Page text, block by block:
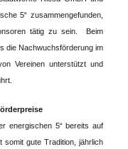
5“ zusammengefunden,
tätig zu sein. Beim
die Nachwuchsförderung im
Vereinen unterstützt und
energischen 5“ bereits auf
somit gute Tradition, jährlich